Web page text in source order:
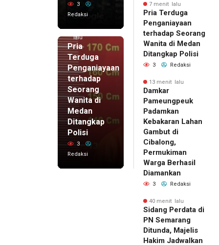
3
Redaksi
7 menit
lalu
Pria
Terduga
Penganiayaan
terhadap
Seorang
Wanita di
Medan
Ditangkap
Polisi
3
Redaksi
7 menit lalu
Pria Terduga
Penganiayaan
terhadap Seorang
Wanita di Medan
Ditangkap Polisi
3 Redaksi
13 menit lalu
Damkar
Pameungpeuk
Padamkan
Kebakaran Lahan
Gambut di
Cibalong,
Permukiman
Warga Berhasil
Diamankan
3 Redaksi
40 menit lalu
Sidang Perdata di
PN Semarang
Ditunda, Majelis
Hakim Jadwalkan